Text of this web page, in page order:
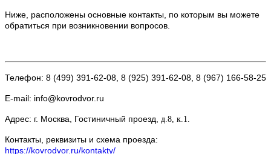
Ниже, расположены основные контакты, по которым вы можете
обратиться при возникновении вопросов.
Телефон: 8 (499) 391-62-08, 8 (925) 391-62-08, 8 (967) 166-58-25
E-mail: info@kovrodvor.ru
Адрес: г. Москва, Гостиничный проезд, д.8, к.1.
Контакты, реквизиты и схема проезда:
https://kovrodvor.ru/kontakty/